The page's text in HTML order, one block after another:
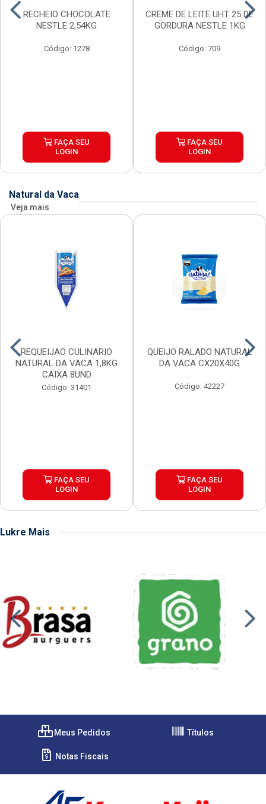
RECHEIO CHOCOLATE
NESTLE 2,54KG
Código: 1278
FAÇA SEU
LOGIN
CREME DE LEITE UHT 25 DE
GORDURA NESTLE 1KG
Código: 709
FAÇA SEU
LOGIN
Natural da Vaca
Veja mais
REQUEIJAO CULINARIO
NATURAL DA VACA 1,8KG
CAIXA 8UND
Código: 31401
FAÇA SEU
LOGIN
QUEIJO RALADO NATURAL
DA VACA CX20X40G
Código: 42227
FAÇA SEU
LOGIN
Lukre Mais
Meus Pedidos Títulos
Notas Fiscais